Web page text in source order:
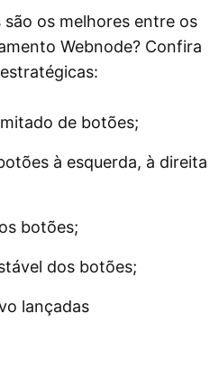
os melhores entre os
Webnode? Confira
de botões;
à esquerda, à direita
botões;
dos botões;
lançadas